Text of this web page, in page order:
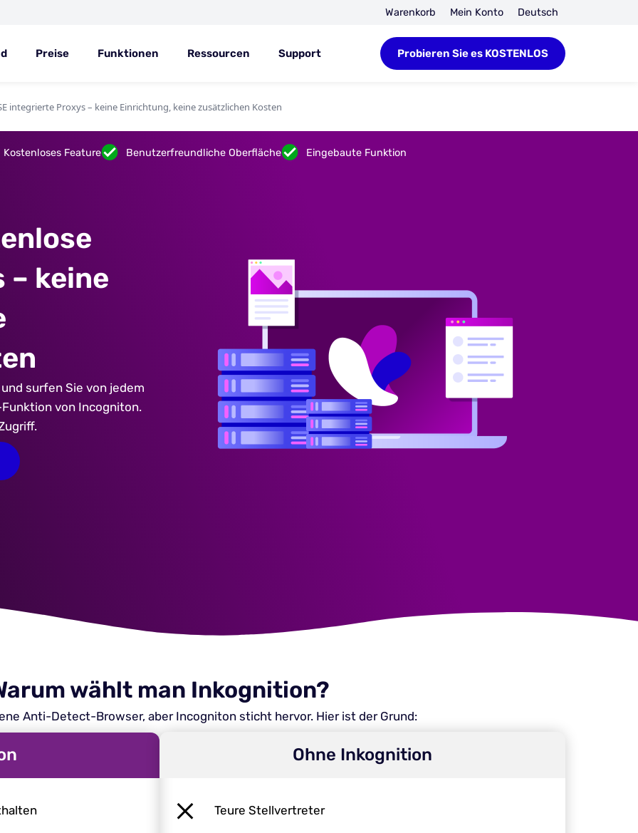
Warenkorb Mein Konto Deutsch
Preise Funktionen Ressourcen Support Probieren Sie es KOSTENLOS
integrierte Proxys – keine Einrichtung, keine zusätzlichen Kosten
Kostenloses Feature Benutzerfreundliche Oberfläche Eingebaute Funktion
keine
surfen Sie von jedem
von Incogniton.
wählt man Inkognition?
Anti-Detect-Browser, aber Incogniton sticht hervor. Hier ist der Grund:
Ohne Inkognition
Teure Stellvertreter